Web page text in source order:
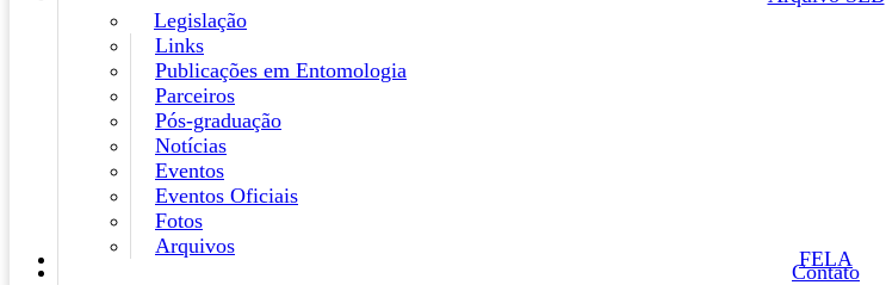
Legislação
Links
Publicações em Entomologia
Parceiros
Pós-graduação
Notícias
Eventos
Eventos Oficiais
Fotos
Arquivos
FELA
Contato